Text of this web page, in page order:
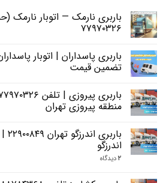
باربری نارمک — اتوبار نارمک
۷۷۹۷۰۳۲۶
باربری پاسداران | اتوبار
تضمین قیمت
منطقه پیروزی تهران
اندرزگو
۲دیدگاه